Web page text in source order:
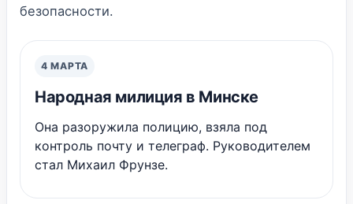
безопасности.
4 МАРТА
Народная милиция в Минске
Она разоружила полицию, взяла под
контроль почту и телеграф. Руководителем
стал Михаил Фрунзе.